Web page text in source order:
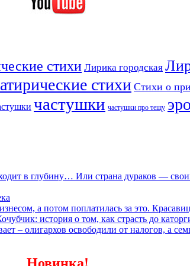
стихи Лирика городская
стихиСтихи о
частушки частушки про тещу
в глубину… Или страна дураков —
а потом поплатилась за это.
история о том, как страсть до
– олигархов освободили от налогов, а